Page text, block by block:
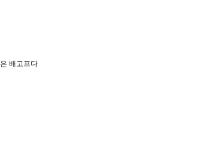
은 배 고프다